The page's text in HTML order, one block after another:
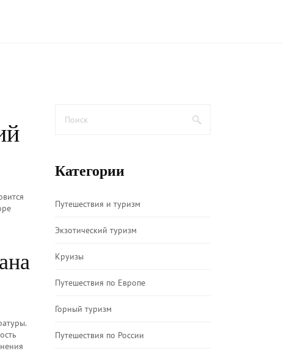
.
Категории
Путешествия и туризм
Экзотический туризм
Круизы
Путешествия по Европе
Горный туризм
Путешествия по России